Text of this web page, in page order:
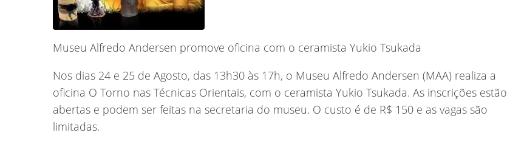
Museu Alfredo Andersen promove oficina com o ceramista Yukio Tsukada
Nos dias 24 e 25 de Agosto, das 13h30 às 17h, o Museu Alfredo Andersen (MAA) realiza a
oficina O Torno nas Técnicas Orientais, com o ceramista Yukio Tsukada. As inscrições estão
abertas e podem ser feitas na secretaria do museu. O custo é de R$ 150 e as vagas são
limitadas.